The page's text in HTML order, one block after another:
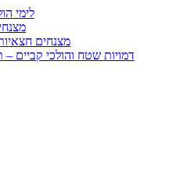
לימי
מצנחים
דמויות שטח והולכי קביים –